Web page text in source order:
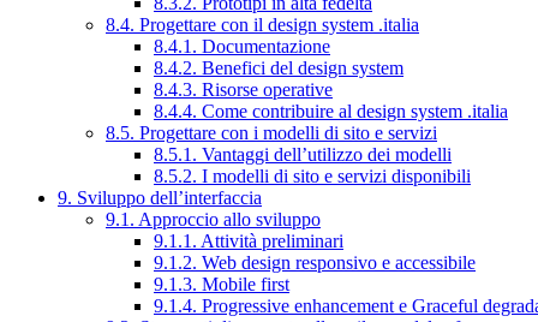
8.4. Progettare con il design system .italia
8.4.1. Documentazione
8.4.2. Benefici del design system
8.4.3. Risorse operative
8.4.4. Come contribuire al design system .italia
8.5. Progettare con i modelli di sito e servizi
8.5.1. Vantaggi dell’utilizzo dei modelli
8.5.2. I modelli di sito e servizi disponibili
9. Sviluppo dell’interfaccia
9.1. Approccio allo sviluppo
9.1.1. Attività preliminari
9.1.2. Web design responsivo e accessibile
9.1.3. Mobile first
9.1.4. Progressive enhancement e Graceful